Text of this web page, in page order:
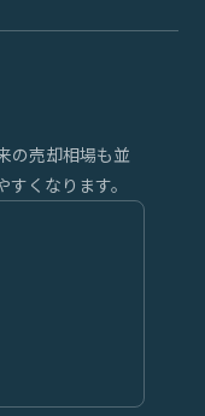
の売却相場も並
くなります。